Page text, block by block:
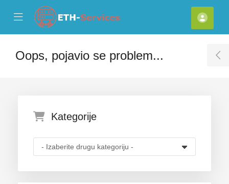
Mobile Menu
Mobile Menu
Oops, pojavio se problem...
Kategorije